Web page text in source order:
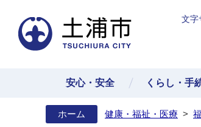
文字
安心・安全 くらし・手
ホーム 健康・福祉・医療 >